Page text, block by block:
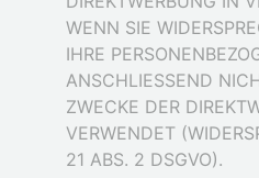
WENN SIE
IHRE
ANSCHLIESSEND
ZWECKE DER
VERWENDET
21 ABS. 2 DSGVO).